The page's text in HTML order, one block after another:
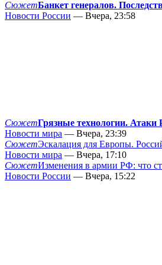
СюжетБанкет генералов.
Новости России — Вчера, 23:58
СюжетГрязные технологии.
Новости мира — Вчера, 23:39
СюжетЭскалация для Европы.
Новости мира — Вчера, 17:10
СюжетИзменения в армии РФ: что
Новости России — Вчера, 15:22